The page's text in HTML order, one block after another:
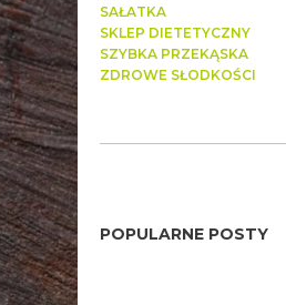
SAŁATKA
SKLEP DIETETYCZNY
SZYBKA PRZEKĄSKA
ZDROWE SŁODKOŚCI
POPULARNE POSTY